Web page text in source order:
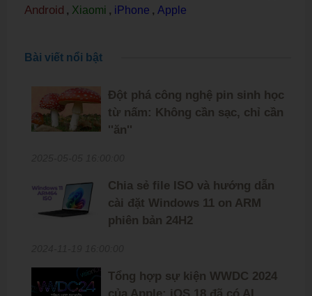
Android , Xiaomi , iPhone , Apple
Bài viết nổi bật
Đột phá công nghệ pin sinh học
từ nấm: Không cần sạc, chỉ cần
''ăn''
Chia sẻ file ISO và hướng dẫn
cài đặt Windows 11 on ARM
phiên bản 24H2
Tổng hợp sự kiện WWDC 2024
của Apple: iOS 18 đã có AI,